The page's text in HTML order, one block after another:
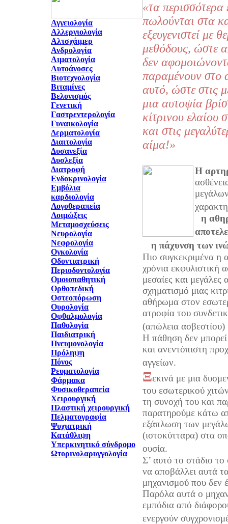
Αγγειολογία
Αλλεργιολογία
Αλτσχάιμερ
Ανδρολογία
Αιματολογία
Αυτοάνοσες
Βιοτεχνολογία
Βιταμίνες
Βελονισμός
Γενετική
Γαστρεντερολογία
Γυναικολογία
Δερματολογία
Διαιτολογία
Δυσανεξία
Δυσλεξία
Διατροφή
Ενδοκρινολογία
Εμβόλια
καρδιολογία
Λογοθεραπεία
Λοιμώξεις
Μεταμοσχεύσεις
Νευρολογία
Νεφρολογία
Ογκολογία
Οδοντιατρική
Περιοδοντολογία
Ομοιοπαθητική
Ορθοπεδική
Οστεοπόρωση
Ουρολογία
Οφθαλμολογία
Παθολογία
Παιδιατρική
Πνευμονολογία
Πρόληψη
Πόνος
Ρευματολογία
Φάρμακα
Φυσικοθεραπεία
Χειρουργική
Πλαστική χειρουργική
Πελματογραφία
Ψυχιατρική
Κατάθλιψη
Υπερκινητικό σύνδρομο
Ωτορινολαρυγγολογία
«τα περισσότερα
πωλούνται στα
εξευγενιστεί με
μεθόδους, ώστε
δεν
παραμένουν στο
αυτό, ώστε στις
μια αυτοψία
κίτρινου ελαίου
και στις
αίμα!»
Η
η
η πάχυνση των
Πιο συγκεκριμένα η
χρόνια εκφυλιστική
μεσαίες και μεγάλες
σχηματισμό μιας
αθήρωμα στον
ατροφία του
(απώλεια
Η πάθηση δεν μπορεί
και ανεντόπιστη
αγγείων.
Ξεκινά με μια
του εσωτερικού
τη συνοχή του και
παρατηρούμε κάτω
εξάπλωση των
(ιστοκύτταρα) στα
ουσία.
Σ’ αυτό το στάδιο
να αποβάλλει αυτά
μηχανισμού που δεν
Παρόλα αυτά ο
εμπόδια από
ενεργούν